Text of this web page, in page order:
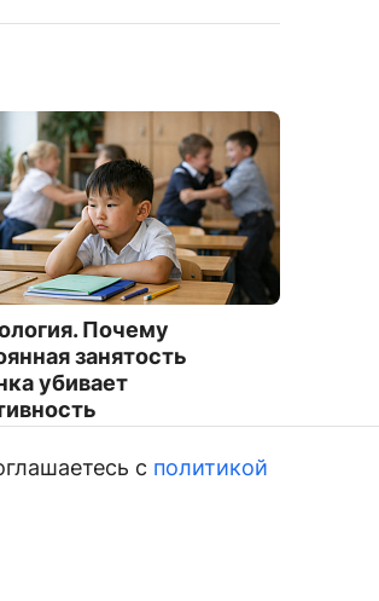
Почему
занятость
убивает
с политикой